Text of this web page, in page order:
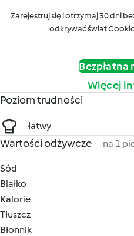
Zarejestruj się i otrzymaj 30 dni
odkrywać świat
Więcej
Poziom trudności
łatwy
Wartości odżywcze na 1
Sód
Białko
Kalorie
Tłuszcz
Błonnik